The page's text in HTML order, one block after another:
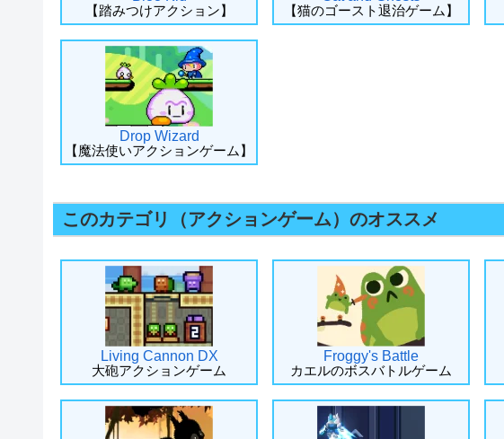
【踏みつけアクション】
【猫のゴースト退治ゲーム】
Drop Wizard
【魔法使いアクションゲーム】
このカテゴリ（アクションゲーム）のオススメ
Living Cannon DX
大砲アクションゲーム
Froggy's Battle
カエルのボスバトルゲーム